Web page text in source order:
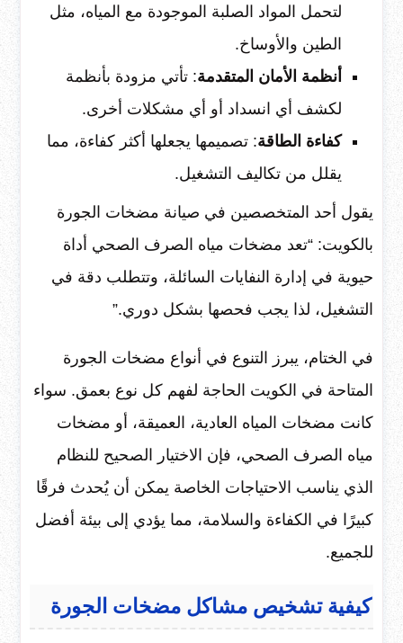
لتحمل المواد الصلبة الموجودة مع المياه، مثل
الطين والأوساخ.
أنظمة الأمان المتقدمة: تأتي مزودة بأنظمة
لكشف أي انسداد أو أي مشكلات أخرى.
كفاءة الطاقة: تصميمها يجعلها أكثر كفاءة، مما
يقلل من تكاليف التشغيل.
يقول أحد المتخصصين في صيانة مضخات الجورة
بالكويت: “تعد مضخات مياه الصرف الصحي أداة
حيوية في إدارة النفايات السائلة، وتتطلب دقة في
التشغيل، لذا يجب فحصها بشكل دوري.”
في الختام، يبرز التنوع في أنواع مضخات الجورة
المتاحة في الكويت الحاجة لفهم كل نوع بعمق. سواء
كانت مضخات المياه العادية، العميقة، أو مضخات
مياه الصرف الصحي، فإن الاختيار الصحيح للنظام
الذي يناسب الاحتياجات الخاصة يمكن أن يُحدث فرقًا
كبيرًا في الكفاءة والسلامة، مما يؤدي إلى بيئة أفضل
للجميع.
كيفية تشخيص مشاكل مضخات الجورة